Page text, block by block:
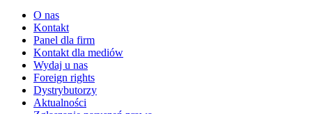
O nas
Kontakt
Panel dla firm
Kontakt dla mediów
Wydaj u nas
Foreign rights
Dystrybutorzy
Aktualności